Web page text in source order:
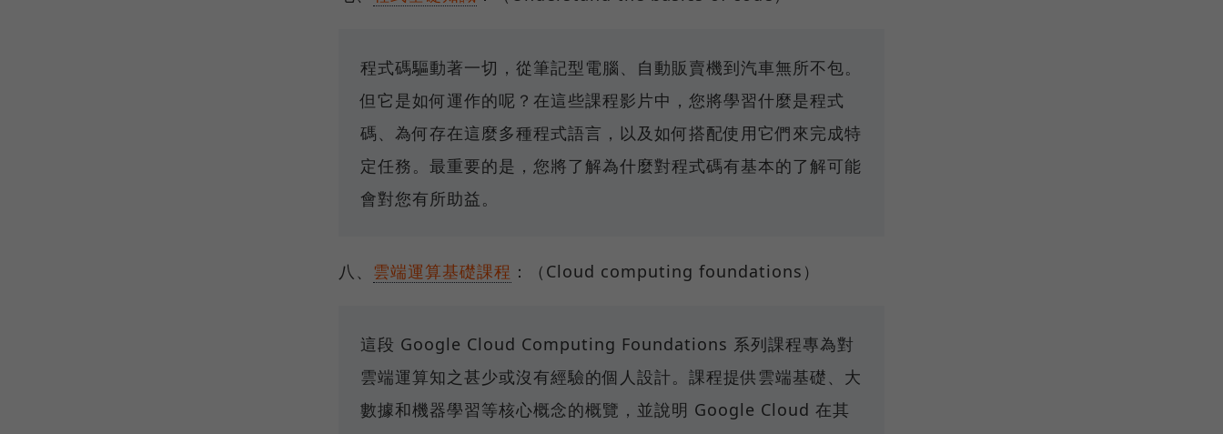
程式碼驅動著一切，從筆記型電腦、自動販賣機到汽車無所不包。
但它是如何運作的呢？在這些課程影片中，您將學習什麼是程式
碼、為何存在這麼多種程式語言，以及如何搭配使用它們來完成特
定任務。最重要的是，您將了解為什麼對程式碼有基本的了解可能
會對您有所助益。
八、 雲端運算基礎課程 ：（Cloud computing foundations）
這段 Google Cloud Computing Foundations 系列課程專為對
雲端運算知之甚少或沒有經驗的個人設計。課程提供雲端基礎、大
數據和機器學習等核心概念的概覽，並說明 Google Cloud 在其